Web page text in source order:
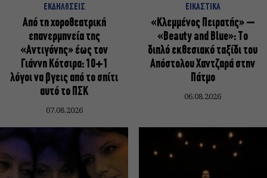
ΕΚΔΗΛΩΣΕΙΣ
Από τη χοροθεατρική
επανερμηνεία της
«Αντιγόνης» έως τον
Γιάννη Κότσιρα: 10+1
λόγοι να βγεις από το σπίτι
αυτό το ΠΣΚ
07.08.2026
ΕΙΚΑΣΤΙΚΑ
«Κλεμμένος Πειρατής» –
«Beauty and Blue»: Το
διπλό εκθεσιακό ταξίδι του
Απόστολου Χαντζαρά στην
Πάτμο
06.08.2026